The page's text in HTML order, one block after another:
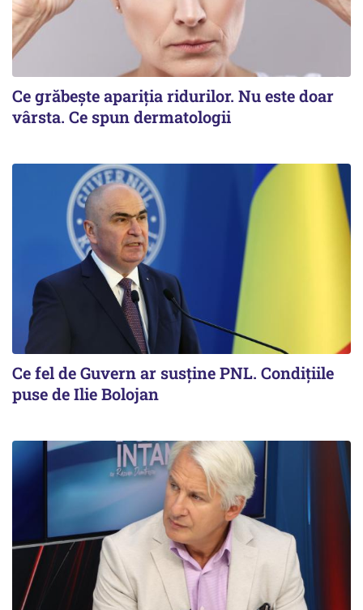
Ce grăbește apariția ridurilor. Nu este doar
vârsta. Ce spun dermatologii
Ce fel de Guvern ar susține PNL. Condițiile
puse de Ilie Bolojan